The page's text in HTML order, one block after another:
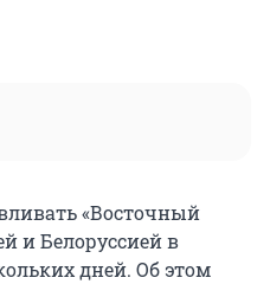
«Восточный
и Белоруссией в
дней. Об этом